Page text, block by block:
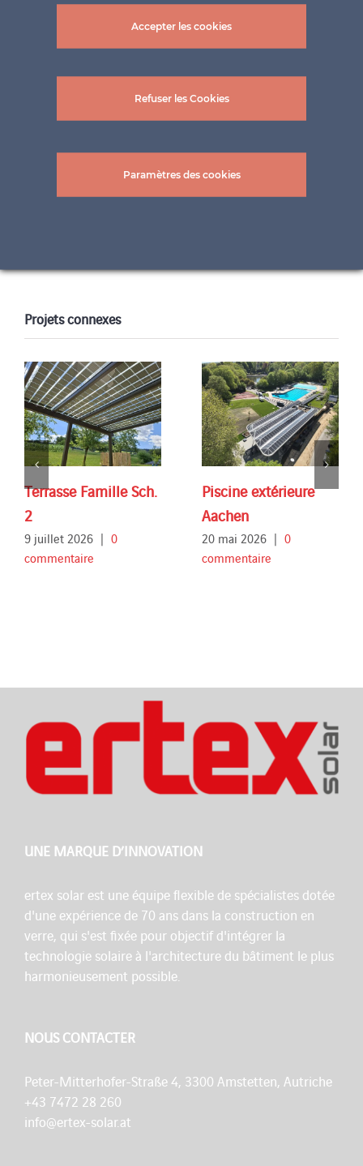
Projets connexes
Terrasse Famille Sch.
2
9 juillet 2026 | 0
commentaire
Piscine extérieure
Aachen
20 mai 2026 | 0
commentaire
UNE MARQUE D’INNOVATION
ertex solar est une équipe flexible de spécialistes dotée
d'une expérience de 70 ans dans la construction en
verre, qui s'est fixée pour objectif d'intégrer la
technologie solaire à l'architecture du bâtiment le plus
harmonieusement possible.
NOUS CONTACTER
Peter-Mitterhofer-Straße 4, 3300 Amstetten, Autriche
+43 7472 28 260
info@ertex-solar.at
Accepter les cookies
Refuser les Cookies
Paramètres des cookies